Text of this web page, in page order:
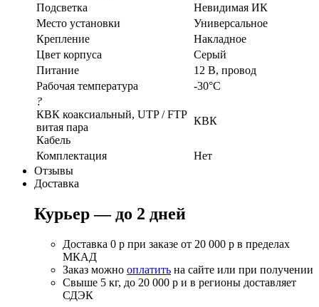
Подсветка
Невидимая ИК
Место установки
Универсальное
Крепление
Накладное
Цвет корпуса
Серый
Питание
12 В, провод
Рабочая температура
-30°С
?
КВК коаксиальный, UTP / FTP
витая пара
Кабель
КВК
Комплектация
Нет
Отзывы
Доставка
Курьер — до 2 дней
Доставка 0 р при заказе от 20 000 р в пределах
МКАД
Заказ можно оплатить на сайте или при получении
Свыше 5 кг, до 20 000 р и в регионы доставляет
СДЭК